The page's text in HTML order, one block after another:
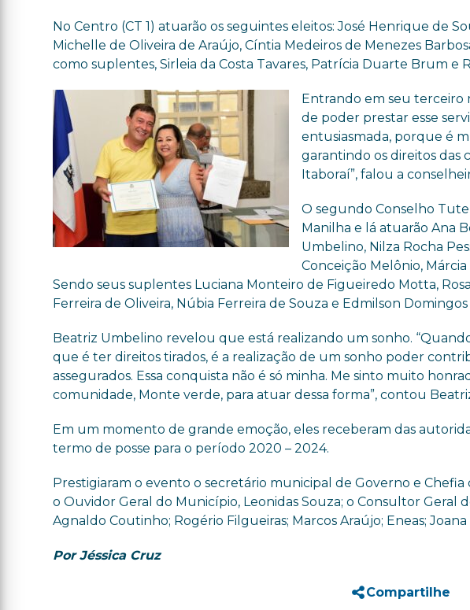
No Centro (CT 1) atuarão os seguintes eleitos: José Henrique de
Michelle de Oliveira de Araújo, Cíntia Medeiros de Menezes
como suplentes,Sirleia da Costa Tavares, Patrícia Duarte Brum e
Entrando em seu terceiro
de poder prestar esse
entusiasmada, porque é
garantindo os direitos das
Itaboraí”, falou a
O segundo Conselho
Manilha e lá atuarão Ana
Umbelino, Nilza Rocha
Conceição Melônio, Márcia
Sendo seus suplentes Luciana Monteiro de Figueiredo Motta,
Ferreira de Oliveira, Núbia Ferreira de Souza e Edmilson Domingos
Beatriz Umbelino revelou que está realizando um sonho.
que é ter direitos tirados, é a realização de um sonho poder
assegurados. Essa conquista não é só minha. Me sinto muito
comunidade, Monte verde, para atuar dessa forma”, contou
Em um momento de grande emoção, eles receberam das
termo de posse para o período 2020 – 2024.
Prestigiaram o evento o secretário municipal de Governo e Chefia
o Ouvidor Geral do Município, Leonidas Souza; o Consultor Geral
Agnaldo Coutinho; Rogério Filgueiras; Marcos Araújo; Eneas;
Por Jéssica Cruz
Compartilhe